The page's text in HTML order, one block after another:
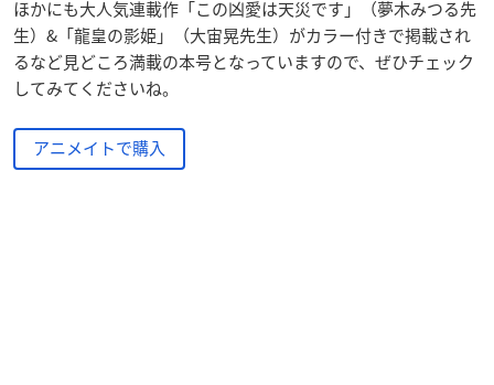
ほかにも大人気連載作「この凶愛は天災です」（夢木みつる先
生）&「龍皇の影姫」（大宙晃先生）がカラー付きで掲載され
るなど見どころ満載の本号となっていますので、ぜひチェック
してみてくださいね。
アニメイトで購入